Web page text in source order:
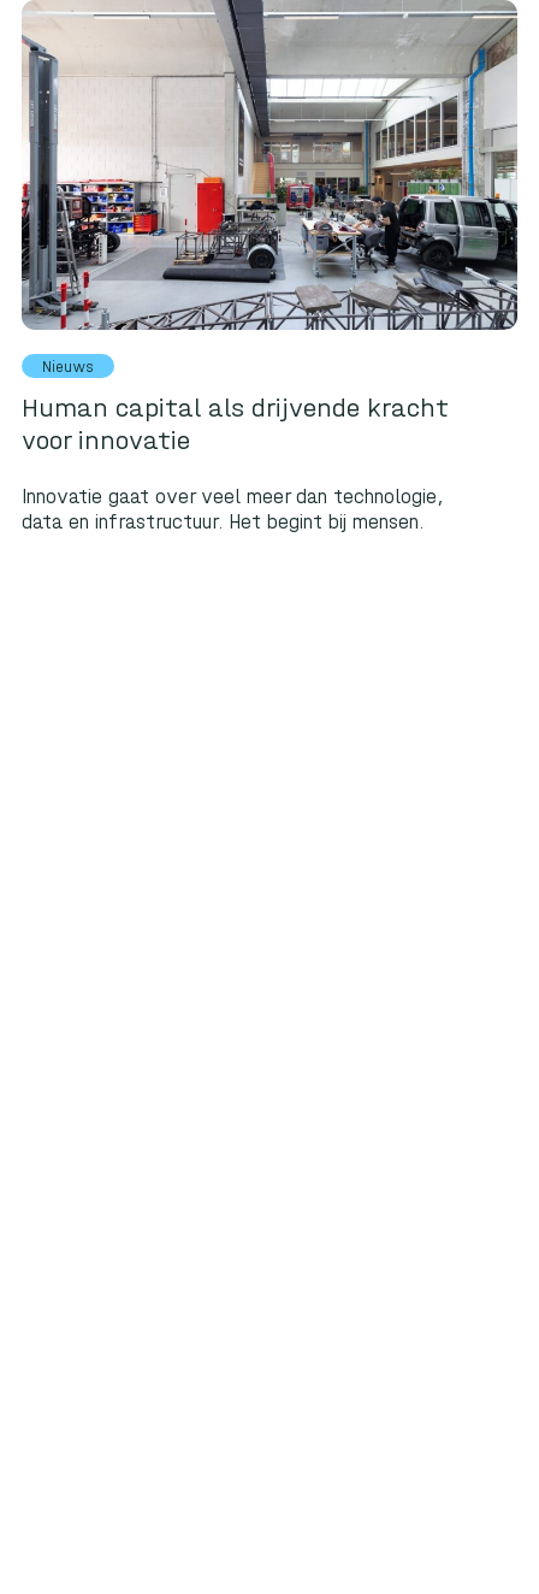
Nieuws
Human capital als drijvende kracht
voor innovatie
Innovatie gaat over veel meer dan technologie,
data en infrastructuur. Het begint bij mensen.